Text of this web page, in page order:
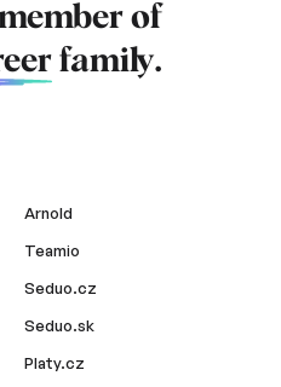
of
family.
Arnold
Teamio
Seduo.cz
Seduo.sk
Platy.cz